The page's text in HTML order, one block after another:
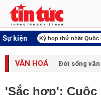
Sự kiện
Cup 2026 Kỳ họp thứ nhất Quốc
VĂN HOÁ Đời sống văn
'Sắc hợp':